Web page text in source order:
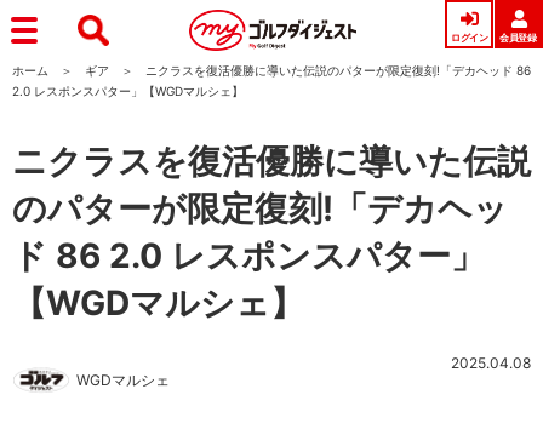
ログイン 会員登録
ホーム ギア
ニクラスを復活優勝に導いた伝説のパターが限定復刻!「デカヘッド 86
2.0 レスポンスパター」【WGDマルシェ】
ニクラスを復活優勝に導いた伝説
のパターが限定復刻!「デカヘッ
ド 86 2.0 レスポンスパター」
【WGDマルシェ】
WGDマルシェ
2025.04.08